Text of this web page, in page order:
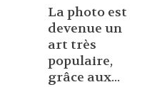
La photo est
devenue un
art très
populaire,
grâce aux...